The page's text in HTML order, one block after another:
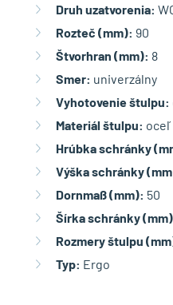
Druh uzatvorenia:
Rozteč (mm): 90
Štvorhran (mm): 8
Smer: univerzálny
Vyhotovenie štulpu:
Materiál štulpu: oceľ
Hrúbka schránky
Výška schránky
Dornmaß (mm): 50
Šírka schránky
Rozmery štulpu
Typ: Ergo